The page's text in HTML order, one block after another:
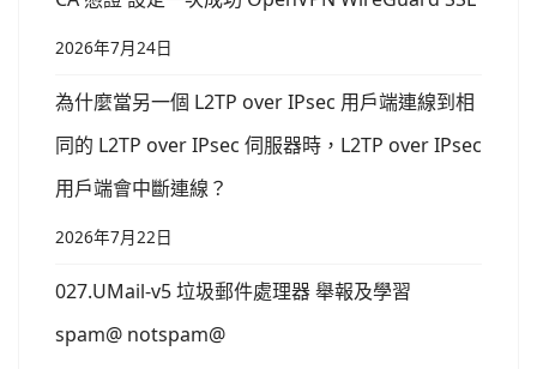
2026年7月24日
為什麼當另一個 L2TP over IPsec 用戶端連線到相
同的 L2TP over IPsec 伺服器時，L2TP over IPsec
用戶端會中斷連線？
2026年7月22日
027.UMail-v5 垃圾郵件處理器 舉報及學習
spam@ notspam@